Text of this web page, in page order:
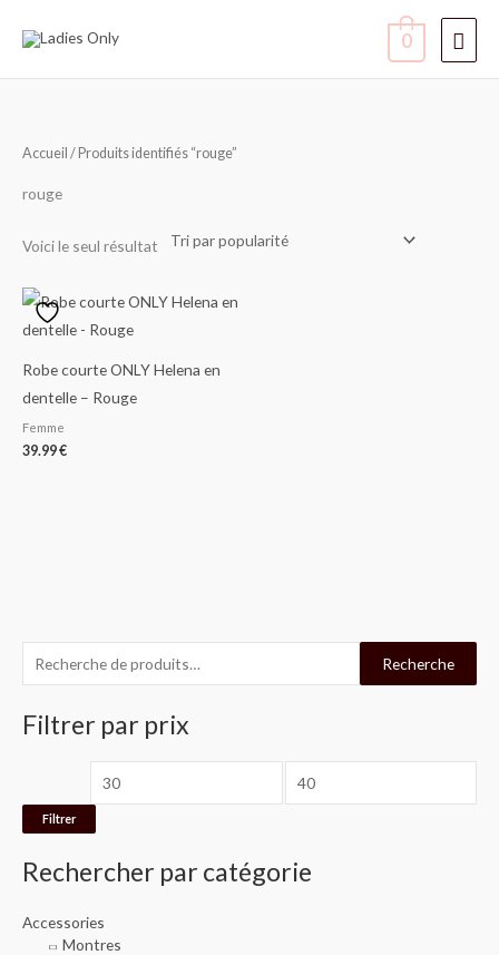
0
e
c
r
c
h
p
Recherche
Filtrer par prix
P
r
i
r
Filtrer
Rechercher par catégorie
Accessories
Montres
Accueil / Produits identifiés “rouge”
rouge
Voici le seul résultat
Robe courte ONLY Helena en
dentelle – Rouge
Femme
39.99€